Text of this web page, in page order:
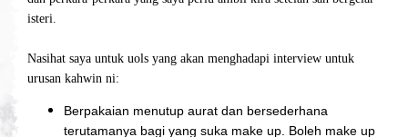
isteri.
Nasihat saya untuk uols yang akan menghadapi interview untuk
urusan kahwin ni:
Berpakaian menutup aurat dan bersederhana
terutamanya bagi yang suka make up. Boleh make up